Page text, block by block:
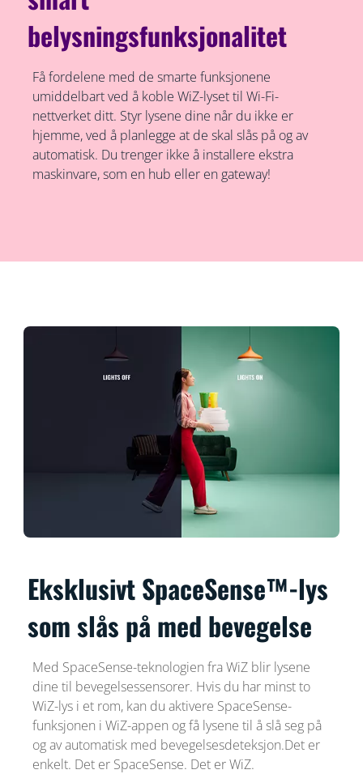
belysningsfunksjonalitet
Få fordelene med de smarte funksjonene
umiddelbart ved å koble WiZ-lyset til Wi-Fi-
nettverket ditt. Styr lysene dine når du ikke er
hjemme, ved å planlegge at de skal slås på og av
automatisk. Du trenger ikke å installere ekstra
maskinvare, som en hub eller en gateway!
Eksklusivt SpaceSense™-lys
som slås på med bevegelse
Med SpaceSense-teknologien fra WiZ blir lysene
dine til bevegelsessensorer. Hvis du har minst to
WiZ-lys i et rom, kan du aktivere SpaceSense-
funksjonen i WiZ-appen og få lysene til å slå seg på
og av automatisk med bevegelsesdeteksjon.Det er
enkelt. Det er SpaceSense. Det er WiZ.